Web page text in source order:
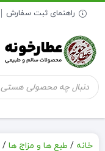
راهنمای ثبت سفارش
جستجوی
محصولات
خانه / طبع ها و مزاج ها /